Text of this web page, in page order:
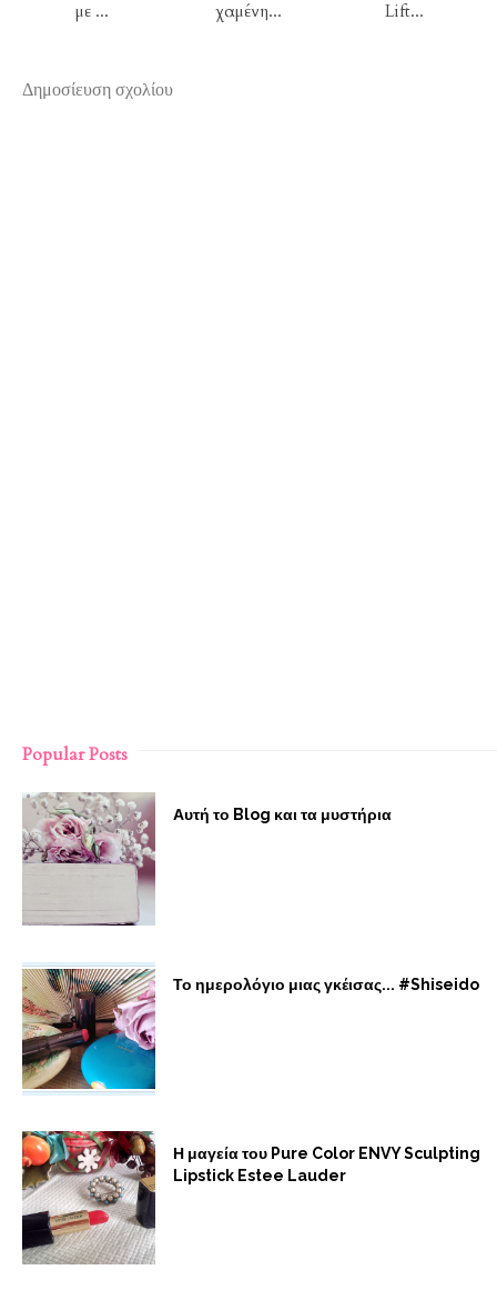
με ... χαμένη... Lift...
Δημοσίευση σχολίου
Popular Posts
Αυτή το Blog και τα μυστήρια
Το ημερολόγιο μιας γκέισας... #Shiseido
Η μαγεία του Pure Color ENVY Sculpting
Lipstick Estee Lauder